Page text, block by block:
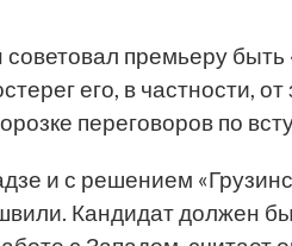
советовал премьеру
его, в частности,
переговоров по
и с решением
Кандидат должен